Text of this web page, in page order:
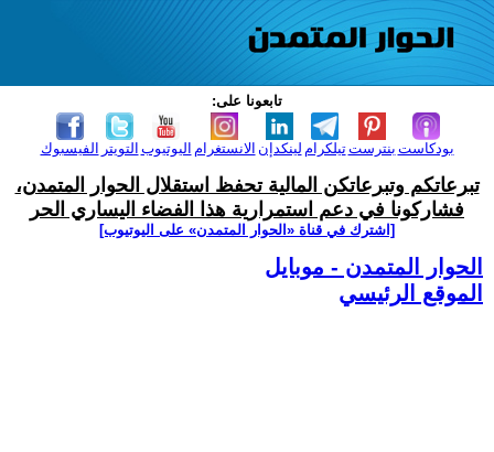
تابعونا على:
الفيسبوك التويتر اليوتيوب الانستغرام لينكدإن تيلكرامبنترست بودكاست
تبرعاتكم وتبرعاتكن المالية تحفظ استقلال الحوار المتمدن،
فشاركونا في دعم استمرارية هذا الفضاء اليساري الحر
[اشترك في قناة ‫«الحوار المتمدن» على اليوتيوب]
الحوار المتمدن - موبايل
الموقع الرئيسي